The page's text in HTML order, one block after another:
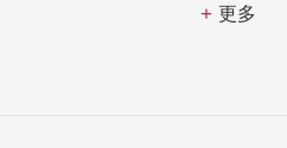
更多